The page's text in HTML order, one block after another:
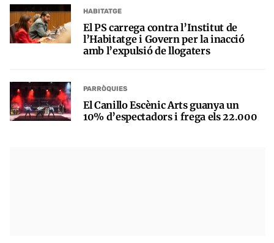
HABITATGE
El PS carrega contra l’Institut de
l’Habitatge i Govern per la inacció
amb l’expulsió de llogaters
PARRÒQUIES
El Canillo Escènic Arts guanya un
10% d’espectadors i frega els 22.000